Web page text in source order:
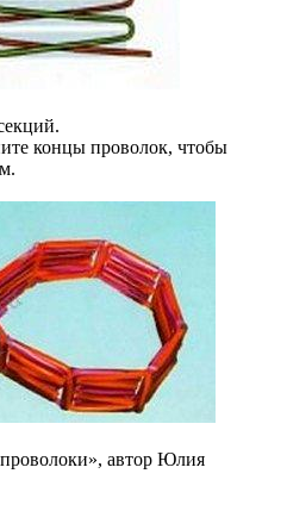
концы проволок, чтобы
автор Юлия